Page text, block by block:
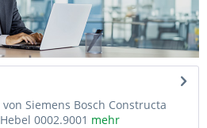
Siemens Bosch Constructa
0002.9001 mehr